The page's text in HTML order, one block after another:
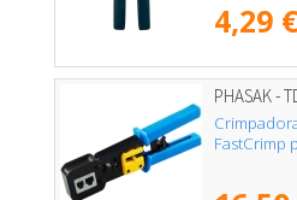
4,29 €
PHASAK -
FastCrimp